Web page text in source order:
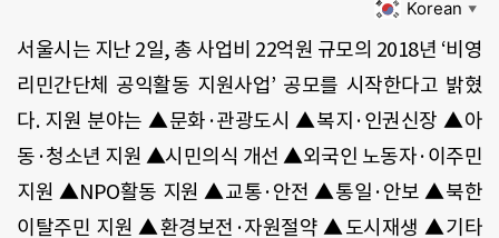
Korean ▼
서울시는 지난 2일, 총 사업비 22억원 규모의 2018년 ‘비영
리민간단체 공익활동 지원사업’ 공모를 시작한다고 밝혔
다. 지원 분야는 ▲문화·관광도시 ▲복지·인권신장 ▲아
동·청소년 지원 ▲시민의식 개선 ▲외국인 노동자·이주민
지원 ▲NPO활동 지원 ▲교통·안전 ▲통일·안보 ▲북한
이탈주민 지원 ▲환경보전·자원절약 ▲도시재생 ▲기타